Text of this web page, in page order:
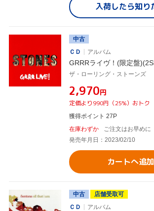
入荷したら知り
中古
ＣＤ
アルバム
GRRRライヴ！(限定盤
ザ・ローリング・ストーンズ
¥2,970円
定価より990円（25%）おトク
獲得ポイント 27P
在庫わずか
ご注文はお早めに
発売年月日：2023/02/10
カートへ追加
中古
店舗受取可
ＣＤ
アルバム